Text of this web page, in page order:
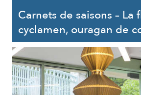
Carnets de saisons – La
cyclamen, ouragan de